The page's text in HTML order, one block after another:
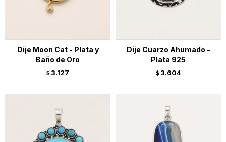
Dije Moon Cat - Plata y
Baño de Oro
$ 3.127
Dije Cuarzo Ahumado -
Plata 925
$ 3.604